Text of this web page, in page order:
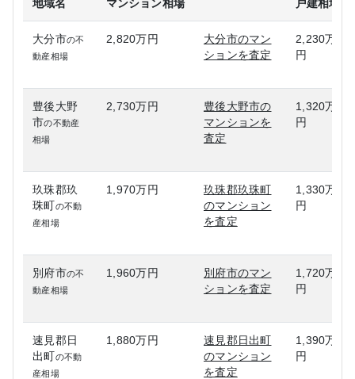
地域名 マンション相場 戸建相場
大分市の不
動産相場
2,820万円
大分市のマン
ションを査定
2,230万
円
豊後大野
市の不動産
相場
2,730万円
豊後大野市の
マンションを
査定
1,320万
円
玖珠郡玖
珠町の不動
産相場
1,970万円
玖珠郡玖珠町
のマンション
を査定
1,330万
円
別府市の不
動産相場
1,960万円
別府市のマン
ションを査定
1,720万
円
速見郡日
出町の不動
産相場
1,880万円
速見郡日出町
のマンション
を査定
1,390万
円